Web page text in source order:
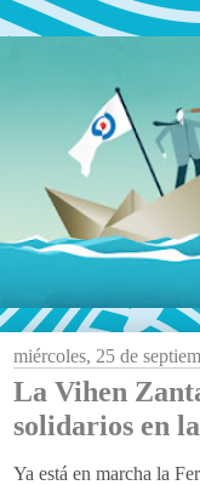
miércoles, 25 de
La Vihen
solidarios en
Ya está en marcha la